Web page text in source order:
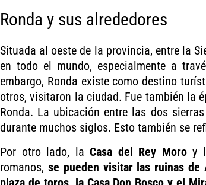
Ronda y sus alrededores
Situada al oeste de la provincia, entre la
en todo el mundo, especialmente a
embargo, Ronda existe como destino
otros, visitaron la ciudad. Fue también la
Ronda. La ubicación entre las dos
durante muchos siglos. Esto también se
Por otro lado, laCasa del Rey Moroy
romanos, se pueden visitar las ruinas de